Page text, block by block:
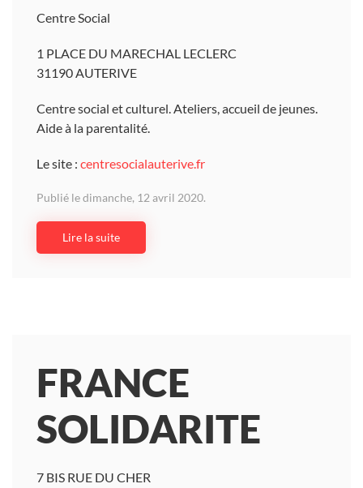
Centre Social
1 PLACE DU MARECHAL LECLERC
31190 AUTERIVE
Centre social et culturel. Ateliers, accueil de jeunes.
Aide à la parentalité.
Le site : centresocialauterive.fr
Publié le dimanche, 12 avril 2020.
Lire la suite
FRANCE
SOLIDARITE
7 BIS RUE DU CHER